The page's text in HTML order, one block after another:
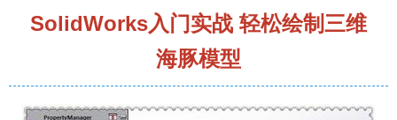
SolidWorks入门实战 轻松绘制三维
海豚模型